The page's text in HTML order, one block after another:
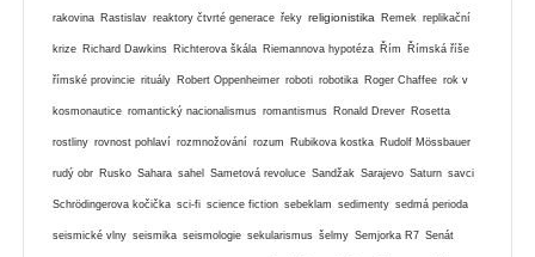
rakovina Rastislav reaktory čtvrté generace řeky religionistika Remek replikační
krize Richard Dawkins Richterova škála Riemannova hypotéza Řím Římská říše
římské provincie rituály Robert Oppenheimer roboti robotika Roger Chaffee rok v
kosmonautice romantický nacionalismus romantismus Ronald Drever Rosetta
rostliny rovnost pohlaví rozmnožování rozum Rubikova kostka Rudolf Mössbauer
rudý obr Rusko Sahara sahel Sametová revoluce Sandžak Sarajevo Saturn savci
Schrödingerova kočička sci-fi science fiction sebeklam sedimenty sedmá perioda
seismické vlny seismika seismologie sekularismus šelmy Semjorka R7 Senát